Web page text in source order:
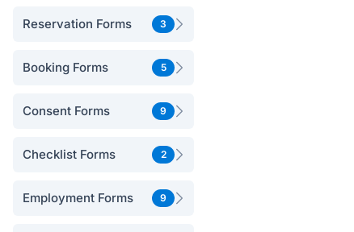
Reservation Forms 3
Booking Forms 5
Consent Forms 9
Checklist Forms 2
Employment Forms 9